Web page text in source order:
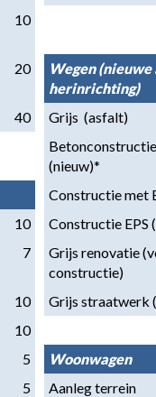
10
20
Wegen (nieuwe
herinrichting)
40
Grijs  (asfalt)
(nieuw)*
Constructie met
10
Constructie EPS
7
Grijs renovatie
constructie)
10
Grijs straatwerk
10
5
Woonwagen
5
Aanleg terrein